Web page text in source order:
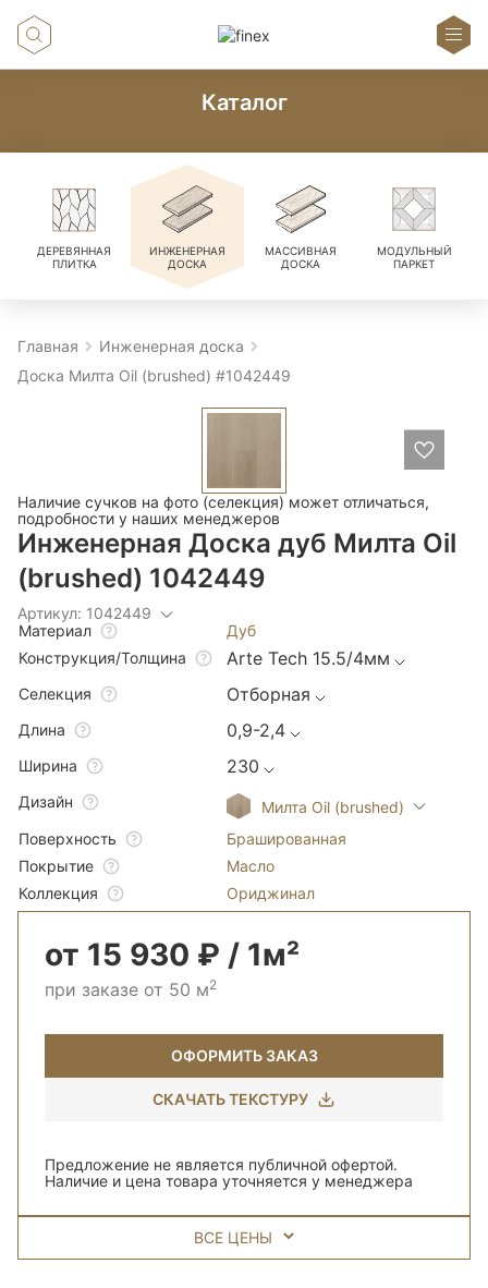
Каталог
ДЕРЕВЯННАЯ
ПЛИТКА
ИНЖЕНЕРНАЯ
ДОСКА
МАССИВНАЯ
ДОСКА
МОДУЛЬНЫЙ
ПАРКЕТ
Главная
Инженерная доска
Доска Милта Oil (brushed) #1042449
Наличие сучков на фото (селекция) может отличаться,
подробности у наших менеджеров
Инженерная Доска дуб Милта Oil
(brushed) 1042449
Артикул: 1042449
Материал
Дуб
Конструкция/Толщина
Arte Tech 15.5/4мм
Селекция Отборная
Длина 0,9-2,4
Ширина 230
Дизайн
Милта Oil (brushed)
Поверхность
Брашированная
Покрытие
Масло
Коллекция
Ориджинал
от 15 930 ₽ / 1м²
при заказе от 50 м2
ОФОРМИТЬ ЗАКАЗ
СКАЧАТЬ ТЕКСТУРУ
Предложение не является публичной офертой.
Наличие и цена товара уточняется у менеджера
ВСЕ ЦЕНЫ